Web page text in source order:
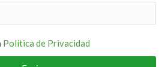
Política de Privacidad